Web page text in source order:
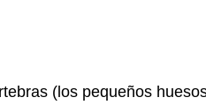
(los pequeños